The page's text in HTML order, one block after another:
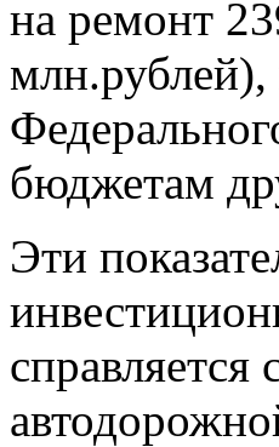
на ремонт
млн.рублей),
бюджетам
Эти